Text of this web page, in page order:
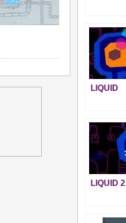
LIQUID
LIQUID 2